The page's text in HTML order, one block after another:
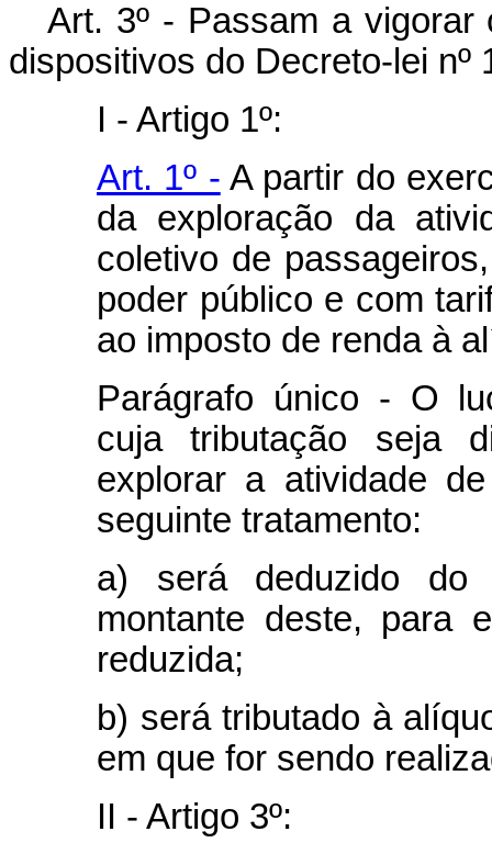
Art. 3º - Passam a
dispositivos do Decreto-lei nº
I - Artigo 1º:
Art. 1º - A partir do
da exploração da
coletivo de
poder público e com
ao imposto de renda à
Parágrafo único - O
cuja tributação seja
explorar a atividade
seguinte tratamento:
a) será deduzido do
montante deste, para
reduzida;
b) será tributado à
em que for sendo
II - Artigo 3º: